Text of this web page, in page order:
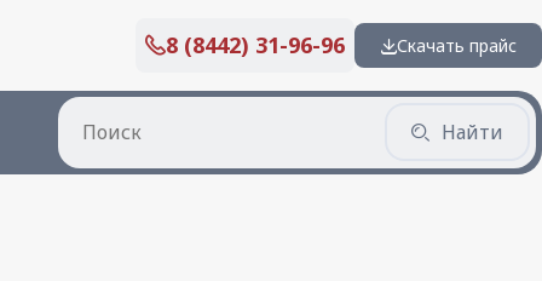
8 (8442) 31-96-96 Скачать прайс
Найти